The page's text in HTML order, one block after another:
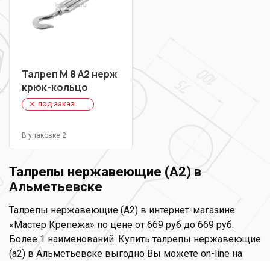
Талреп М 8 А2 нерж
крюк-кольцо
под заказ
В упаковке 2
Талрепы нержавеющие (А2) в
Альметьевске
Талрепы нержавеющие (А2) в интернет-магазине
«Мастер Крепежа» по цене от 669 руб до 669 руб.
Более 1 наименований. Купить талрепы нержавеющие
(а2) в Альметьевске выгодно Вы можете on-line на